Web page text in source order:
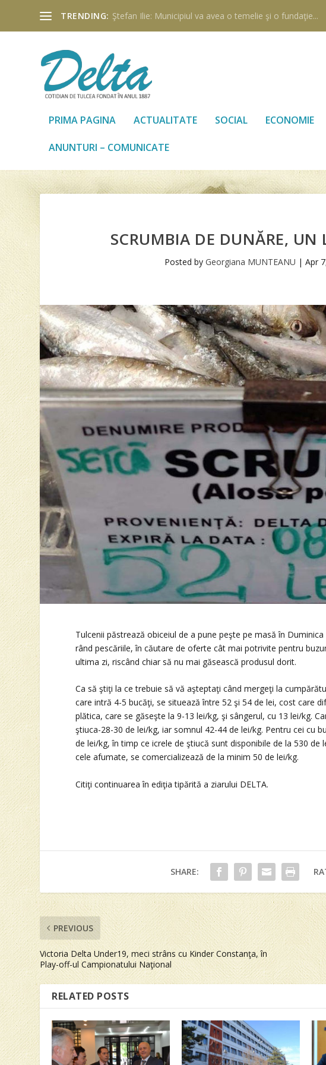
TRENDING: Ştefan Ilie: Municipiul va avea o temelie şi o fundaţie...
PRIMA PAGINA ACTUALITATE SOCIAL ECONOMIE
ANUNTURI – COMUNICATE
SCRUMBIA DE DUNĂRE, UN
Posted by Georgiana MUNTEANU | Apr
Tulcenii păstrează obiceiul de a pune peşte pe masă în
rând pescăriile, în căutare de oferte cât mai potrivite pentru
ultima zi, riscând chiar să nu mai găsească produsul dorit.
Ca să ştiţi la ce trebuie să vă aşteptaţi când mergeţi la
care intră 4-5 bucăţi, se situează între 52 şi 54 de lei, cost care
plătica, care se găseşte la 9-13 lei/kg, şi sângerul, cu 13 lei/kg.
ştiuca-28-30 de lei/kg, iar somnul 42-44 de lei/kg. Pentru cei cu
de lei/kg, în timp ce icrele de ştiucă sunt disponibile de la 530 de
cele afumate, se comercializează de la minim 50 de lei/kg.
Citiţi continuarea în ediţia tipărită a ziarului DELTA.
SHARE:
PREVIOUS
Victoria Delta Under19, meci strâns cu Kinder Constanţa, în
Play-off-ul Campionatului Naţional
RELATED POSTS